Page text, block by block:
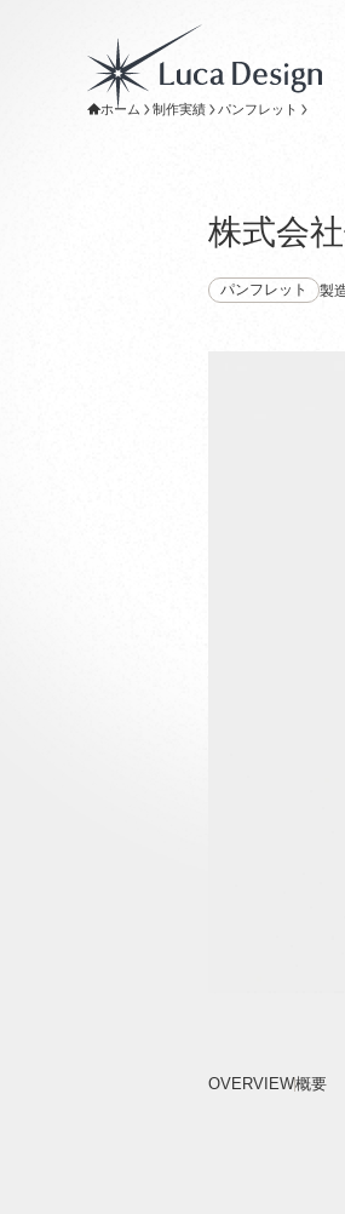
ホーム 制作実績 パンフレット
株式会
パンフレット 製
OVERVIEW概要